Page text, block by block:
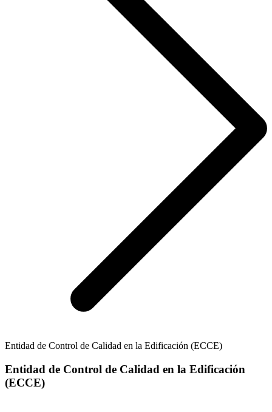
Entidad de Control de Calidad en la Edificación (ECCE)
Entidad de Control de Calidad en la Edificación
(ECCE)